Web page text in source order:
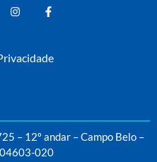
– 12º andar – Campo Belo –
04603-020